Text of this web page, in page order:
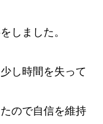
しました。
し時間を失って
ので自信を維持